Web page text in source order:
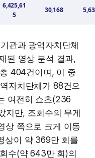
6,425,61
5
30,168
관과 광역자치단체
된 영상 분석 결과,
404건이며, 이 중
자치단체가 88건으
여전히 쇼츠(236
지만, 조회수의 무게
상 쪽으로 크게 이동
상이 약 369만 회를
수(약 643만 회)의